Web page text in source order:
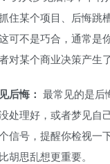
住某个项目、后悔跳
可不是巧合，通常是
对某个商业决策产生了
后悔： 最常见的是后
处理好，或者梦见自
信号，提醒你检视一
胡思乱想更重要。